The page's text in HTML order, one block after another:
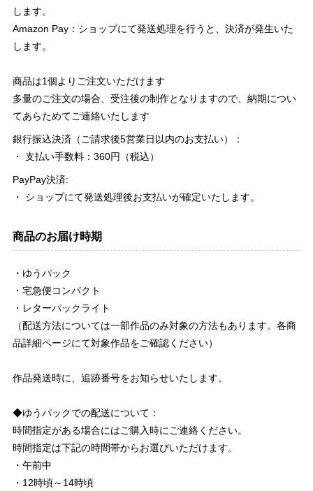
します。
Amazon Pay：ショップにて発送処理を行うと、決済が発生いた
します。
商品は1個よりご注文いただけます
多量のご注文の場合、受注後の制作となりますので、納期につい
てあらためてご連絡いたします
銀行振込決済（ご請求後5営業日以内のお支払い）：
・ 支払い手数料：360円（税込）
PayPay決済:
・ ショップにて発送処理後お支払いが確定いたします。
商品のお届け時期
・ゆうパック
・宅急便コンパクト
・レターパックライト
（配送方法については一部作品のみ対象の方法もあります。各商
品詳細ページにて対象作品をご確認ください）
作品発送時に、追跡番号をお知らせいたします。
◆ゆうパックでの配送について：
時間指定がある場合にはご購入時にご連絡ください。
時間指定は下記の時間帯からお選びいただけます。
・午前中
・12時頃～14時頃